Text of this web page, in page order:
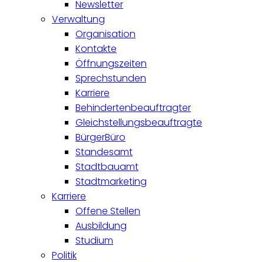
Newsletter
Verwaltung
Organisation
Kontakte
Öffnungszeiten
Sprechstunden
Karriere
Behindertenbeauftragter
Gleichstellungsbeauftragte
BürgerBüro
Standesamt
Stadtbauamt
Stadtmarketing
Karriere
Offene Stellen
Ausbildung
Studium
Politik